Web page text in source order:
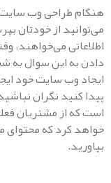
وب سایت کسب و
از خودتان بپرسید و
می‌خواهند، وقتی به
سوال به شما کمک
سایت خود ایجاد
نگران نباشید.
مشتریان فعلی خود
که محتوای مورد